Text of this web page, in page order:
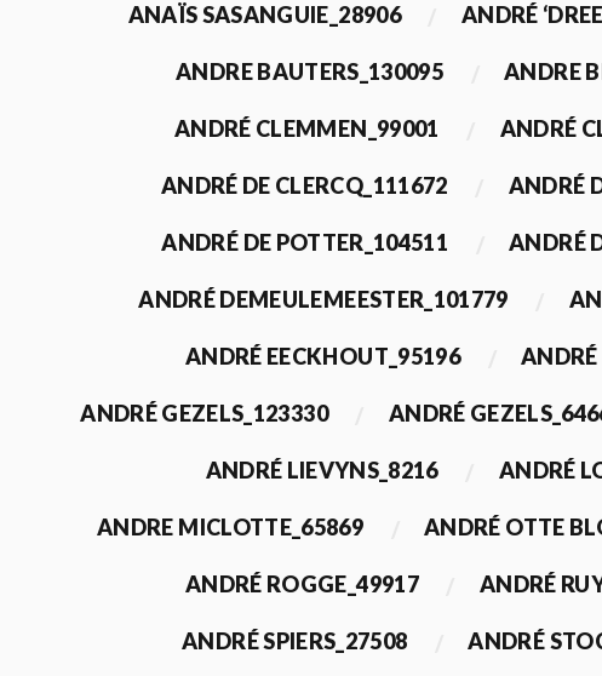
ANAÏS SASANGUIE_28906 ANDRÉ
ANDRE BAUTERS_130095 ANDRE
ANDRÉ CLEMMEN_99001 ANDRÉ
ANDRÉ DE CLERCQ_111672 ANDRÉ
ANDRÉ DE POTTER_104511 ANDRÉ
ANDRÉ DEMEULEMEESTER_101779
ANDRÉ EECKHOUT_95196 ANDRÉ
ANDRÉ GEZELS_123330 ANDRÉ
ANDRÉ LIEVYNS_8216 ANDRÉ
ANDRE MICLOTTE_65869 ANDRÉ OTTE
ANDRÉ ROGGE_49917 ANDRÉ
ANDRÉ SPIERS_27508 ANDRÉ